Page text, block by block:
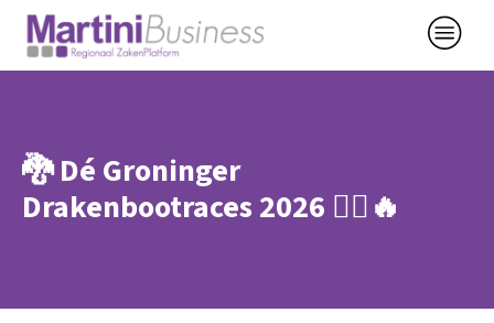
🐉 Dé Groninger
Drakenbootraces 2026 🚣‍♂️🔥